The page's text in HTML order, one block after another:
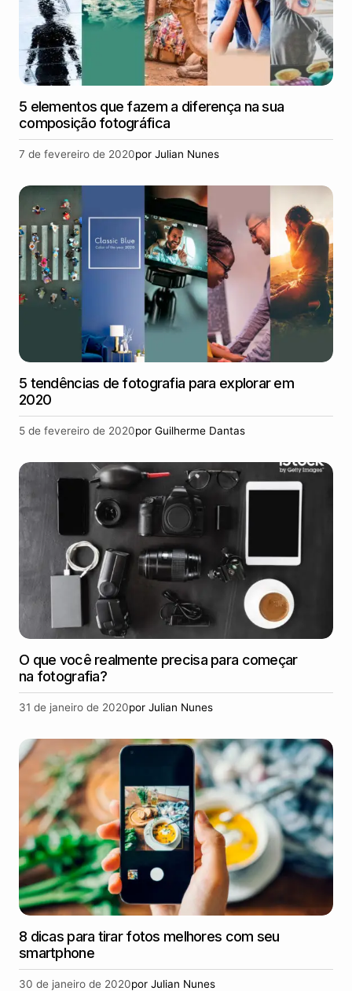
5 elementos que fazem a diferença na sua
composição fotográfica
7 de fevereiro de 2020por Julian Nunes
5 tendências de fotografia para explorar em
2020
5 de fevereiro de 2020por Guilherme Dantas
O que você realmente precisa para começar
na fotografia?
31 de janeiro de 2020por Julian Nunes
8 dicas para tirar fotos melhores com seu
smartphone
30 de janeiro de 2020por Julian Nunes